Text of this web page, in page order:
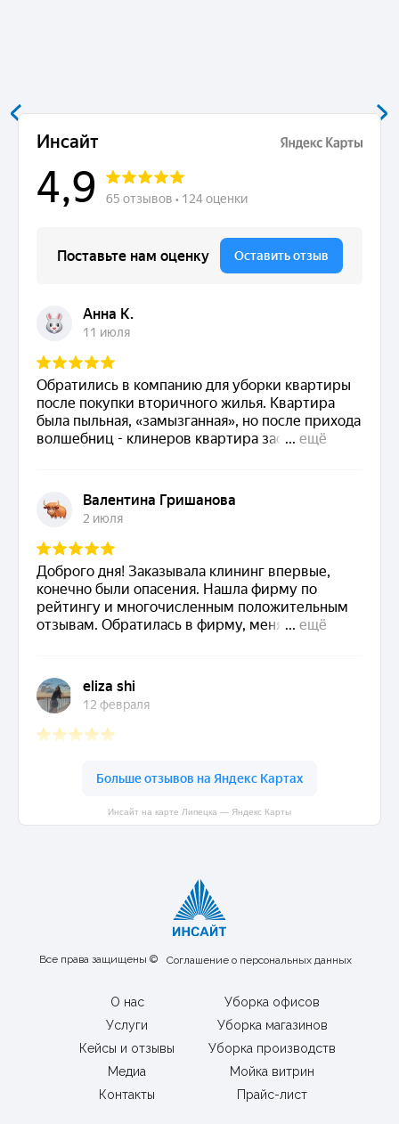
Инсайт на карте Липецка — Яндекс Карты
Все права защищены © Соглашение о персональных данных
О нас
Услуги
Кейсы и отзывы
Медиа
Контакты
Уборка офисов
Уборка магазинов
Уборка производств
Мойка витрин
Прайс-лист